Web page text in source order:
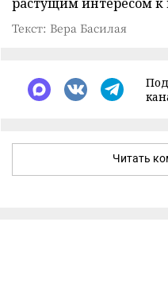
Текст: Вера Басилая
Читать